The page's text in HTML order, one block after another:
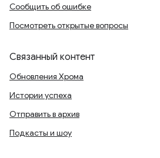
Сообщить об ошибке
Посмотреть открытые вопросы
Связанный контент
Обновления Хрома
Истории успеха
Отправить в архив
Подкасты и шоу